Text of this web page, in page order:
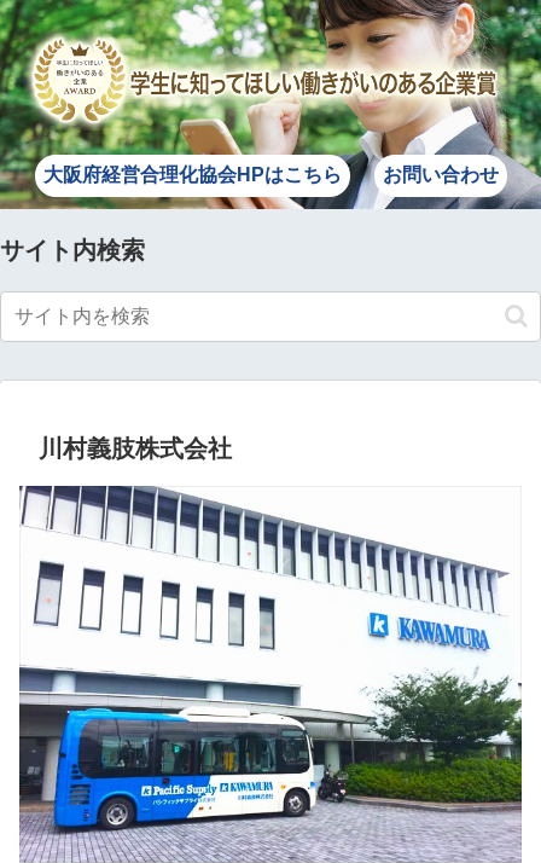
大阪府経営合理化協会HPはこちら お問い合わせ
サイト内検索
川村義肢株式会社